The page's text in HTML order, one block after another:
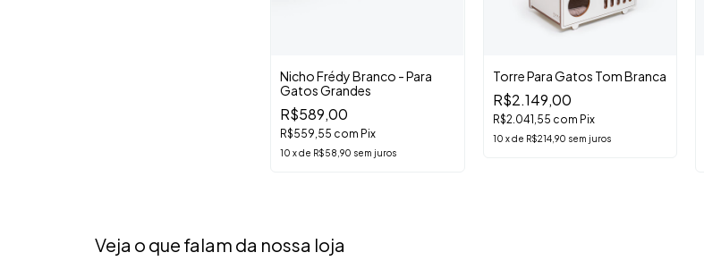
Nicho Frédy Branco - Para
Gatos Grandes
R$589,00
R$559,55 com Pix
10 xde R$58,90 sem juros
Torre Para Gatos Tom Branca
R$2.149,00
R$2.041,55 com Pix
10 xde R$214,90 sem juros
Veja o que falam da nossa loja